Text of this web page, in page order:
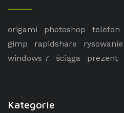
origami photoshop telefon
gimp
rapidshare rysowanie
windows 7
ściąga prezent
Kategorie